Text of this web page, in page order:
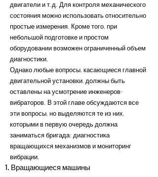
двигатели и т.д. Для контроля механического
состояния можно использовать относительно
простые измерения. Кроме того, при
небольшой подготовке и простом
оборудовании возможен ограниченный объем
диагностики.
Однако любые вопросы, касающиеся главной
двигательной установки, должны быть
оставлены на усмотрение инженеров-
вибраторов. В этой главе обсуждаются все
эти вопросы, но выделяются те из них,
которыми в первую очередь должна
заниматься бригада: диагностика
вращающихся механизмов и мониторинг
вибрации.
1. Вращающиеся машины